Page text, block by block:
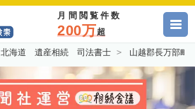
月間閲覧件数
200万超
北海道 遺産相続 司法書士 山越郡長万部